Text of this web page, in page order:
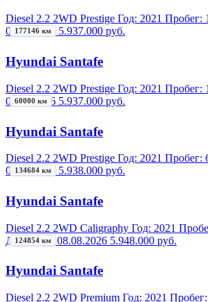
Diesel 2.2 2WD Prestige Год: 2021 Пробег:
03.08.2026 5.937.000 руб.
177146 км
Hyundai Santafe
Diesel 2.2 2WD Prestige Год: 2021 Пробег:
08.08.2026 5.937.000 руб.
60000 км
Hyundai Santafe
Diesel 2.2 2WD Prestige Год: 2021 Пробег:
06.08.2026 5.938.000 руб.
134684 км
Hyundai Santafe
Diesel 2.2 2WD Caligraphy Год: 2021
Добавлен:08.08.2026 5.948.000 руб.
124854 км
Hyundai Santafe
Diesel 2.2 2WD Premium Год: 2021 Пробег: